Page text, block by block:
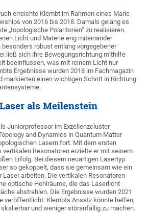
erreichte Klembt im Rahmen eines Marie-
von 2016 bis 2018. Damals gelang es
„topologische Polaritonen“ zu realisieren.
Licht und Materie eng miteinander
robust entlang vorgegebener
ließ sich ihre Bewegungsrichtung mithilfe
beeinflussen, was mit reinem Licht nur
Ergebnisse wurden 2018 im Fachmagazin
markierten einen wichtigen Schritt in Richtung
als Meilenstein
Juniorprofessor im Exzellenzcluster
and Dynamics in Quantum Matter
Lasern fort. Mit dem ersten
Resonatoren erzielte er mit seinem
Erfolg. Bei diesem neuartigen Lasertyp
so gekoppelt, dass sie gemeinsam wie ein
arbeiten. Die vertikalen Resonatoren
optische Hohlräume, die das Laserlicht
abstrahlen. Die Ergebnisse wurden 2021
veröffentlicht. Klembts Ansatz könnte helfen,
und weniger störanfällig zu machen.